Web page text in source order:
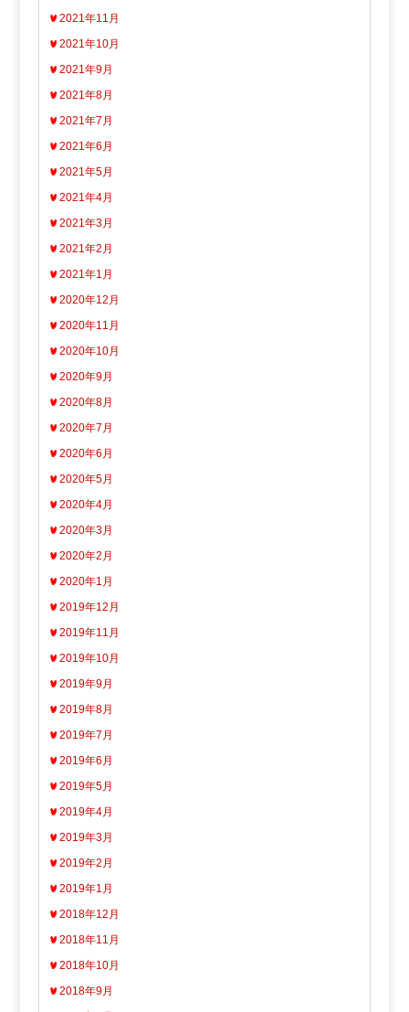
2021年11月
2021年10月
2021年9月
2021年8月
2021年7月
2021年6月
2021年5月
2021年4月
2021年3月
2021年2月
2021年1月
2020年12月
2020年11月
2020年10月
2020年9月
2020年8月
2020年7月
2020年6月
2020年5月
2020年4月
2020年3月
2020年2月
2020年1月
2019年12月
2019年11月
2019年10月
2019年9月
2019年8月
2019年7月
2019年6月
2019年5月
2019年4月
2019年3月
2019年2月
2019年1月
2018年12月
2018年11月
2018年10月
2018年9月